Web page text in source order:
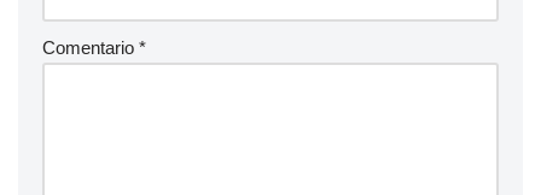
Comentario *